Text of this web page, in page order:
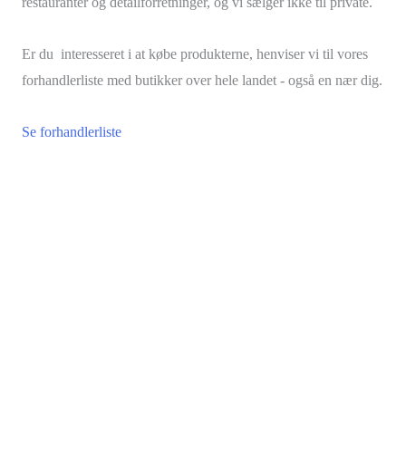
Er du interesseret i at købe produkterne, henviser vi til vores
forhandlerliste med butikker over hele landet - også en nær dig.
Se forhandlerliste